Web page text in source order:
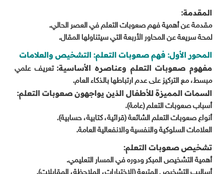
المقدمة:
مقدمة عن أهمية فهم صعوبات التعلم في العصر الحالي.
لمحة سريعة عن المحاور الأربعة التي سيتناولها المقال.
المحور الأول: فهم صعوبات التعلم: التشخيص والعلامات
مفهوم صعوبات التعلم وعناصره الأساسية:تعريف علمي
مبسط، مع التركيز على عدم ارتباطها بالذكاء العام.
السمات المميزة للأطفال الذين يواجهون صعوبات التعلم:
أسباب صعوبات التعلم (عامة).
أنواع صعوبات التعلم الشائعة (قرائية، كتابية، حسابية).
العلامات السلوكية والنفسية والانفعالية العامة.
تشخيص صعوبات التعلم:
أهمية التشخيص المبكر ودوره في المسار التعليمي.